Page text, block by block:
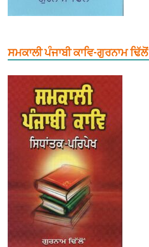
ਸਮਕਾਲੀ ਪੰਜਾਬੀ ਕਾਵਿ-ਗੁਰਨਾਮ ਢਿੱਲੋਂ